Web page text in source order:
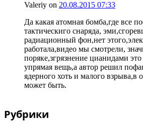
Valeriy on 20.08.2015 07:33
Да какая атомная бомба,где все
тактическиго снаряда,
радиационный фон,нет
работала,видео мы смотрели,
поряке,згрязнение цианидами
упрямая вещь,а автор решил
ядерного хоть и малого взрыва,в
может быть.
Рубрики